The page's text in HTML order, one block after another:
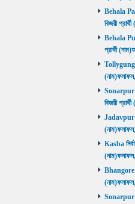
Behala
বিজয়ী
Behala
প্রার্থী
Tollygunge
Sonarpur
বিজয়ী
Jadavpur
Kasba
Bhangore
Sonarpur